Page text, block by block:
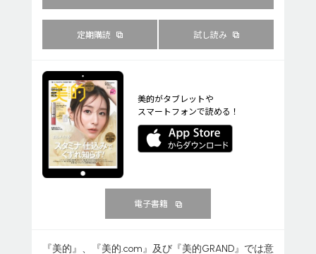
定期購読 試し読み
美的がタブレットや
スマートフォンで読める！
電子書籍
『美的』、『美的.com』及び『美的GRAND』では意